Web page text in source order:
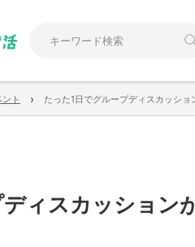
ト › たった1日でグループディスカッシ
ィスカッション